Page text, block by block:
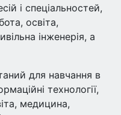
і спеціальностей,
освіта,
інженерія, а
для навчання в
технології,
медицина,